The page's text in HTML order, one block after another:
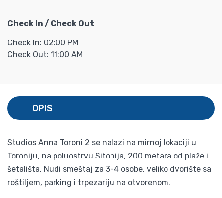
Check In / Check Out
Check In: 02:00 PM
Check Out: 11:00 AM
OPIS
Studios Anna Toroni 2 se nalazi na mirnoj lokaciji u
Toroniju, na poluostrvu Sitonija, 200 metara od plaže i
šetališta. Nudi smeštaj za 3-4 osobe, veliko dvorište sa
roštiljem, parking i trpezariju na otvorenom.